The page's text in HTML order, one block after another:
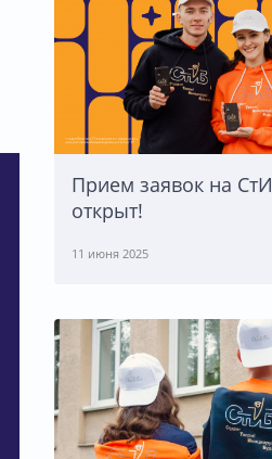
Прием заявок на
открыт!
11 июня 2025